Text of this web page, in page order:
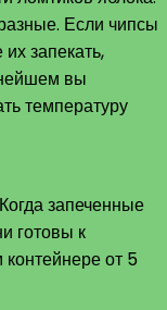
Если чипсы
запекать,
вы
температуру
запеченные
готовы к
от 5